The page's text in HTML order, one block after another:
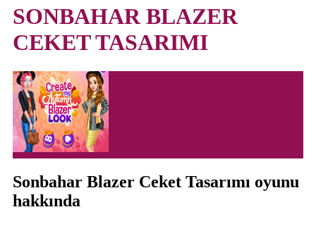
SONBAHAR BLAZER
CEKET TASARIMI
Sonbahar Blazer Ceket Tasarımı oyunu
hakkında